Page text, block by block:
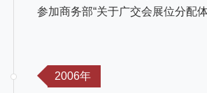
参加商务部“关于广交会展位分配
2006年